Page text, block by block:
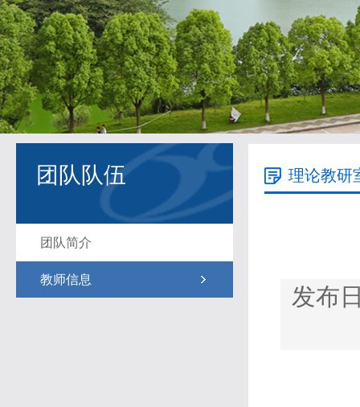
团队队伍
团队简介
教师信息
理论教研
发布